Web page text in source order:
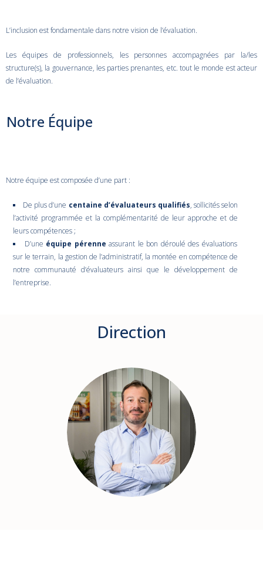
L’inclusion est fondamentale dans notre vision de l’évaluation.
Les équipes de professionnels, les personnes accompagnées par la/les
structure(s), la gouvernance, les parties prenantes, etc. tout le monde est acteur
de l’évaluation.
Notre Équipe
Notre équipe est composée d’une part :
De plus d’une centaine d’évaluateurs qualifiés, sollicités selon
l’activité programmée et la complémentarité de leur approche et de
leurs compétences ;
D’une équipe pérenne assurant le bon déroulé des évaluations
sur le terrain, la gestion de l’administratif, la montée en compétence de
notre communauté d’évaluateurs ainsi que le développement de
l’entreprise.
Direction
François
COHEN-
HADRIA
Dirigeant
in